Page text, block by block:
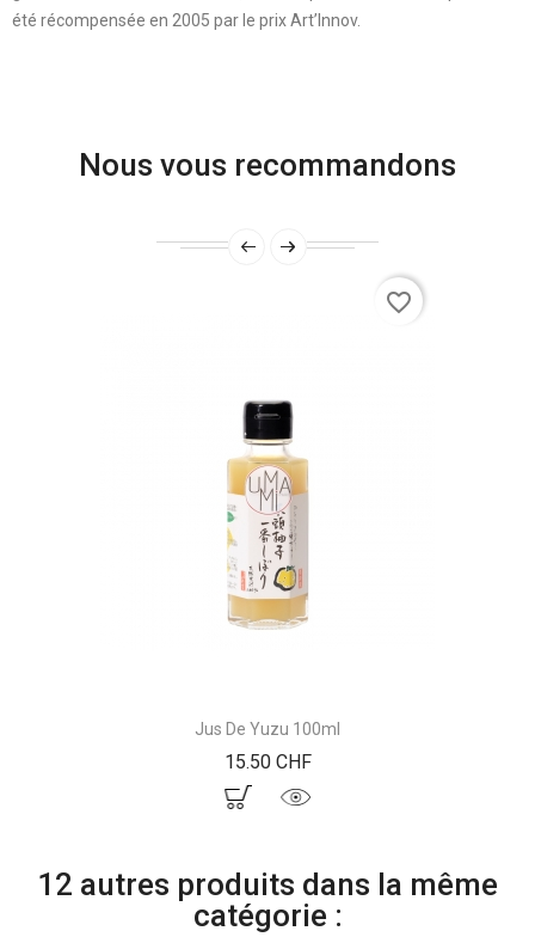
été récompensée en 2005 par le prix Art’Innov.
Nous vous recommandons
Jus De Yuzu 100ml
15.50 CHFPrix
favorite_border
12 autres produits dans la même
catégorie :